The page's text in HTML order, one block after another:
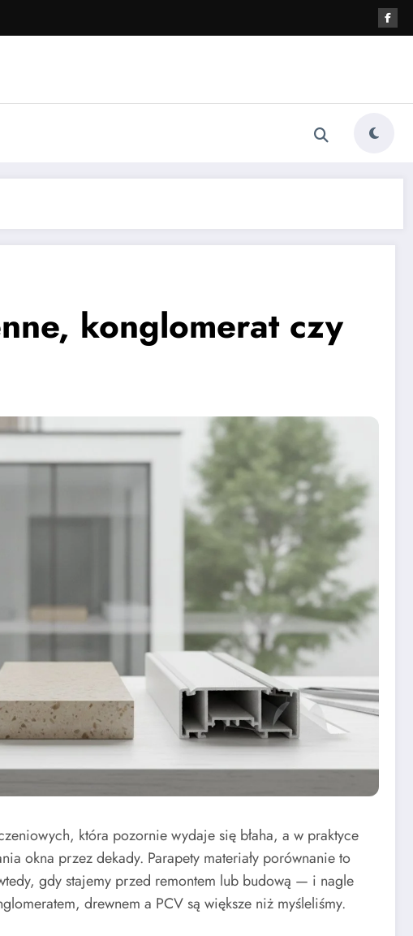
konglomerat czy
która pozornie wydaje się błaha, a w praktyce
okna przez dekady. Parapety materiały porównanie to
gdy stajemy przed remontem lub budową — i nagle
drewnem a PCV są większe niż myśleliśmy.